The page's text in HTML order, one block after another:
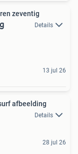
zeventig
Details
13 jul 26
afbeelding
Details
28 jul 26